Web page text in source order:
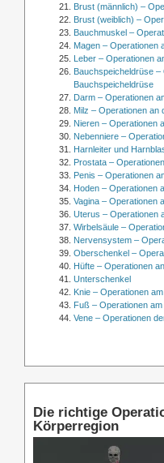
Brust (männlich) –
Brust (weiblich) –
Bauchmuskel –
Magen – Operationen
Leber – Operationen
Bauchspeicheldrüse –
Bauchspeicheldrüse
Darm – Operationen
Milz – Operationen an
Nieren – Operationen
Nebenniere –
Harnleiter und
Prostata –
Penis – Operationen
Hoden – Operationen
Vagina – Operationen
Uterus – Operationen
Wirbelsäule –
Nervensystem –
Oberschenkel –
Hüfte – Operationen
Unterschenkel
Knie – Operationen
Fuß – Operationen
Vene – Operationen
Die richtige
Körperregion